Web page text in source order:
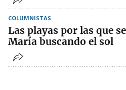
COLUMNISTAS
Las playas por las que
María buscando el sol